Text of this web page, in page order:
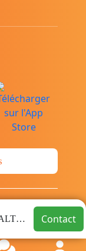
TRUST HEALTHCARE Contact
Tous